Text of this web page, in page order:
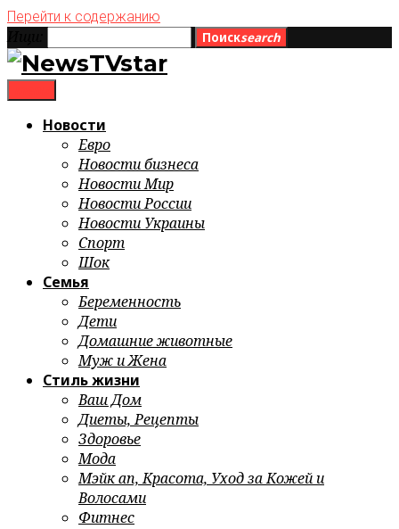
Перейти к содержанию
Поискsearch
Новости
Евро
Новости бизнеса
Новости Мир
Новости России
Новости Украины
Спорт
Шок
Семья
Беременность
Дети
Домашние животные
Муж и Жена
Стиль жизни
Ваш Дом
Диеты, Рецепты
Здоровье
Мода
Мэйк ап, Красота, Уход за Кожей и
Волосами
Фитнес